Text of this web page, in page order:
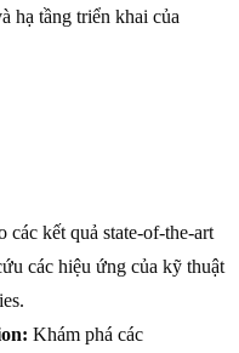
hạ tầng triển khai của
các kết quả state-of-the-art
các hiệu ứng của kỹ thuật
Khám phá các